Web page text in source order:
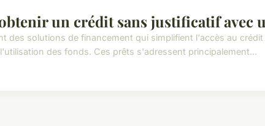
un crédit sans justificatif avec
des solutions de financement qui simplifient l'accès au
des fonds. Ces prêts s'adressent principalement...